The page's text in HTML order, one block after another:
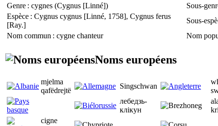
Genre : cygnes (Cygnus [Linné])
Sous-
Espèce : Cygnus cygnus [Linné, 1758], Cygnus ferus
[Ray.]
Sous-
Nom commun : cygne chanteur Nom
Noms européens
mjelma
qafëdrejtë
Singschwan
лебедзь-
клікун
cigne